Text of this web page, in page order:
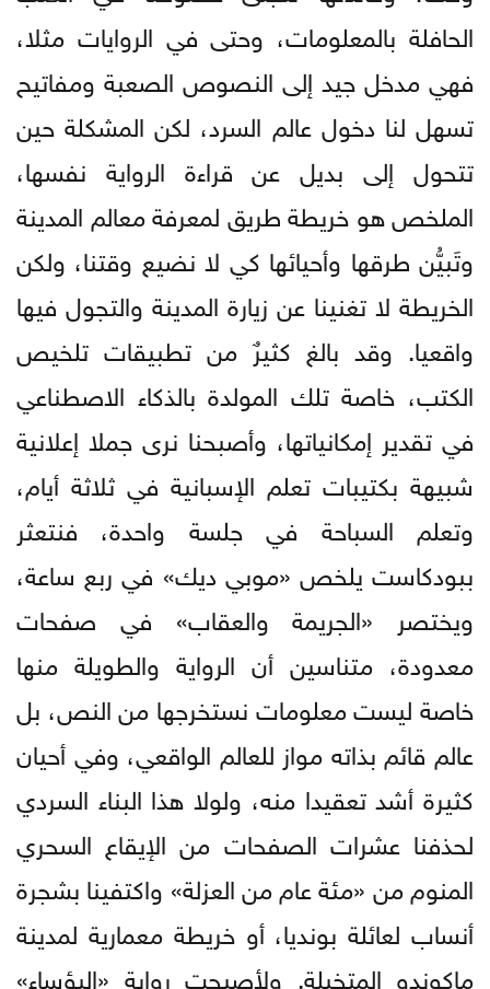
الحافلة بالمعلومات، وحتى في الروايات مثلا،
فهي مدخل جيد إلى النصوص الصعبة ومفاتيح
تسهل لنا دخول عالم السرد، لكن المشكلة حين
تتحول إلى بديل عن قراءة الرواية نفسها،
الملخص هو خريطة طريق لمعرفة معالم المدينة
وتَبيُّن طرقها وأحيائها كي لا نضيع وقتنا، ولكن
الخريطة لا تغنينا عن زيارة المدينة والتجول فيها
واقعيا. وقد بالغ كثيرٌ من تطبيقات تلخيص
الكتب، خاصة تلك المولدة بالذكاء الاصطناعي
في تقدير إمكانياتها، وأصبحنا نرى جملا إعلانية
شبيهة بكتيبات تعلم الإسبانية في ثلاثة أيام،
وتعلم السباحة في جلسة واحدة، فنتعثر
ببودكاست يلخص «موبي ديك» في ربع ساعة،
ويختصر «الجريمة والعقاب» في صفحات
معدودة، متناسين أن الرواية والطويلة منها
خاصة ليست معلومات نستخرجها من النص، بل
عالم قائم بذاته مواز للعالم الواقعي، وفي أحيان
كثيرة أشد تعقيدا منه، ولولا هذا البناء السردي
لحذفنا عشرات الصفحات من الإيقاع السحري
المنوم من «مئة عام من العزلة» واكتفينا بشجرة
أنساب لعائلة بونديا، أو خريطة معمارية لمدينة
ماكوندو المتخيلة. ولأصبحت رواية «البؤساء»